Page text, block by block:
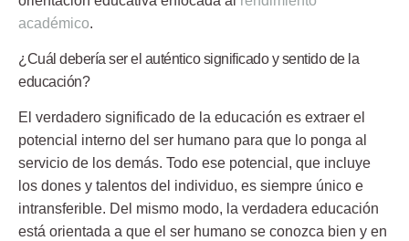
académico.
¿Cuál debería ser el auténtico significado y sentido de la
educación?
El verdadero significado de la educación es extraer el
potencial interno del ser humano para que lo ponga al
servicio de los demás. Todo ese potencial, que incluye
los dones y talentos del individuo, es siempre único e
intransferible. Del mismo modo, la verdadera educación
está orientada a que el ser humano se conozca bien y en